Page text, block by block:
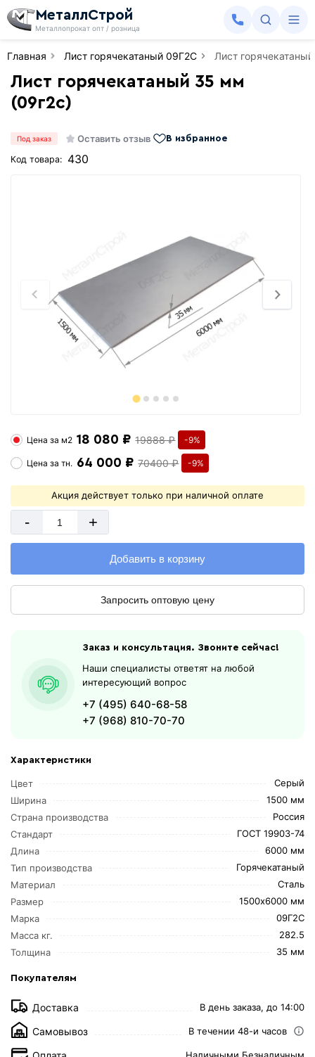
МеталлСтрой
Металлопрокат опт / розница
Главная Лист горячекатаный 09Г2С Лист
Лист горячекатаный 35 мм
(09г2с)
Под заказ Оставить отзыв В избранное
Код товара: 430
Характеристики
Цвет
Серый
Ширина
1500 мм
Страна производства
Россия
Стандарт
ГОСТ 19903-74
Длина
6000 мм
Тип производства
Горячекатаный
Материал
Сталь
Размер
1500х6000 мм
Марка
09Г2С
Масса кг.
282.5
Толщина
35 мм
Покупателям
Доставка В день заказа, до 14:00
Самовывоз В течении 48-и часов
Цена за м2 18 080 ₽ 19888 ₽ -9%
Цена затн. 64 000 ₽ 70400 ₽ -9%
Акция действует только при наличной оплате
- +
Добавить в корзину
Запросить оптовую цену
Заказ и консультация. Звоните сейчас!
Наши специалисты ответят на любой
интересующий вопрос
+7 (495) 640-68-58
+7 (968) 810-70-70